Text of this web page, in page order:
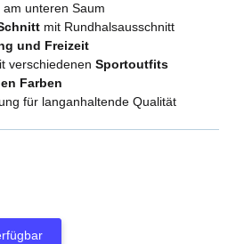
am unteren Saum
mit Rundhalsausschnitt
und Freizeit
verschiedenen Sportoutfits
Farben
für langanhaltende Qualität